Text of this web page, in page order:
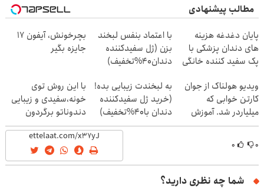
مطالب پیشنهادی
پایان دغدغه هزینه
های دندان پزشکی با
پک سفید کننده خانگی
با اعتماد بنفس لبخند
بزن (ژل سفیدکننده
دندان40%تخفیف)
بچرخونش، آیفون 17
جایزه بگیر
ویدیو هولناک از جوان
کارتن خوابی که
میلیاردر شد. آموزش
رایگان
به لبخندت زیبایی بده!
(خرید ژل سفیدکننده
دندان با40%تخفیف)
با این روش توی
خونه،سفیدی و زیبایی
دندوناتو برگردون
(40%off)
۰ ۰
شما چه نظری دارید؟